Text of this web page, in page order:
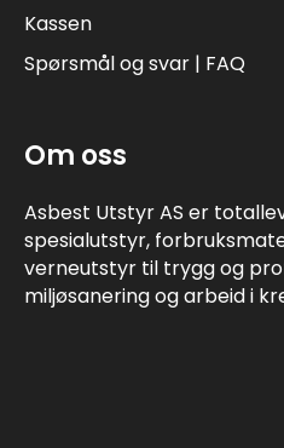
Kassen
Spørsmål og svar | FAQ
Om oss
Asbest Utstyr AS er
spesialutstyr,
verneutstyr til trygg og
miljøsanering og arbeid i